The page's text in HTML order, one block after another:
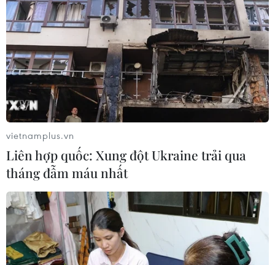
vietnamplus.vn
Liên hợp quốc: Xung đột Ukraine trải qua
tháng đẫm máu nhất